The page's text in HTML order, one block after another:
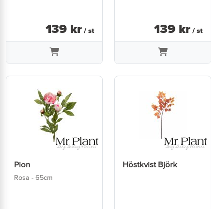
139 kr / st 139 kr / st
Pion
Rosa - 65cm
Höstkvist Björk